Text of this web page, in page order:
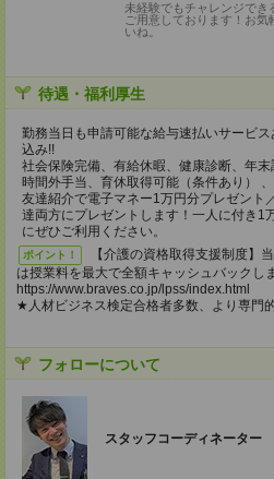
未経験でもチャレンジでき
ご用意しております！お気
いね。
待遇・福利厚生
勤務当日も申請可能な給与速払いサービ
込み!!
社会保険完備、有給休暇、健康診断、年末
時間外手当、育休取得可能（条件あり）
友達紹介で電子マネー1万円分プレゼント
達両方にプレゼントします！一人に付き1
にぜひご利用ください。
ポイント！
【介護の資格取得支援制度】
は授業料を最大で全額キャッシュバックし
https://www.braves.co.jp/lpss/index.html
★人材ビジネス検定合格者多数、より専門
フォローについて
スタッフコーディネーター